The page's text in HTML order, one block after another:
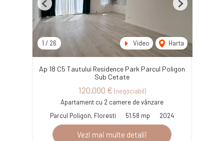
1 / 26 Video Harta
Previous Next
Ap 18 C5 Tautului Residence Park Parcul Poligon
Sub Cetate
120,000 € (negociabil)
Apartament cu 2 camere de vânzare
Parcul Poligon, Floresti
51.58 mp 2024
Vezi mai multe detalii